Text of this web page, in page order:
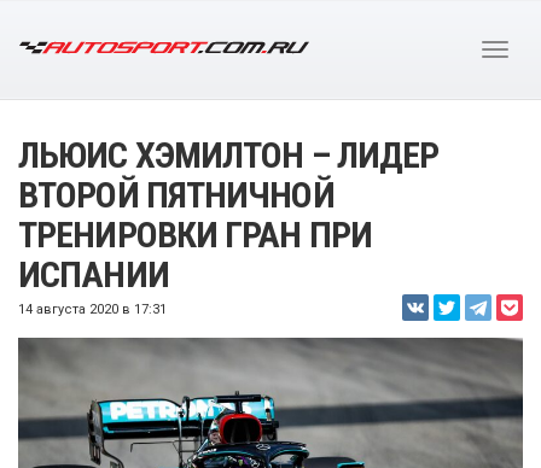
ЛЬЮИС ХЭМИЛТОН – ЛИДЕР
ВТОРОЙ ПЯТНИЧНОЙ
ТРЕНИРОВКИ ГРАН ПРИ
ИСПАНИИ
14 августа 2020 в 17:31